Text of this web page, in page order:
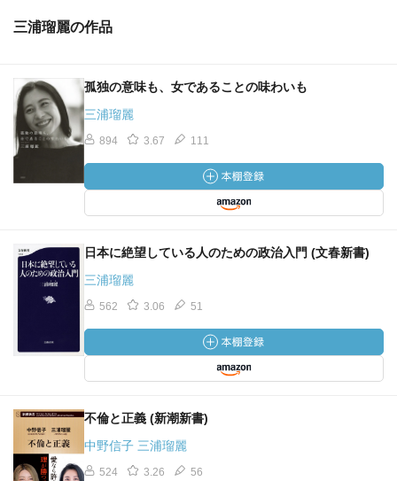
さは排除されていくのである」p57
すことは、被害者にとって自尊感情を取り戻す重要なプロ
セスに位置付けられると述べておられた。卓見だと思う。
傷ついているのは肉体だけではないからである」p103
され、またそれにまつわるスティグマが存在する人間社会
において、ムクウェゲ医師の述べているように、彼女たち
を内戦の犠牲者としてカウントすべきだという観点は見落
「恋愛結婚が危機に瀕している理由は、出会いの場が少な
いとかキャリアが忙しいというだけではなくて、そもそも
互いに対等な個人が自尊感情を維持できるような関係性の
ろう」p134
「ひとえに風の前の塵に同じであるという言葉が、教訓で
なっていく。それが歳を取るということなのかもしれな
い」p186
「淵に立ってなお目を開けていることこそ、真に世界と繋
がりを持つということなのである」p204
三浦瑠麗の作品
孤独の意味も、女であることの味わいも
三浦瑠麗
894 3.67 111
日本に絶望している人のための政治入門 (文春新書)
三浦瑠麗
562 3.06 51
不倫と正義 (新潮新書)
中野信子 三浦瑠麗
524 3.26 56